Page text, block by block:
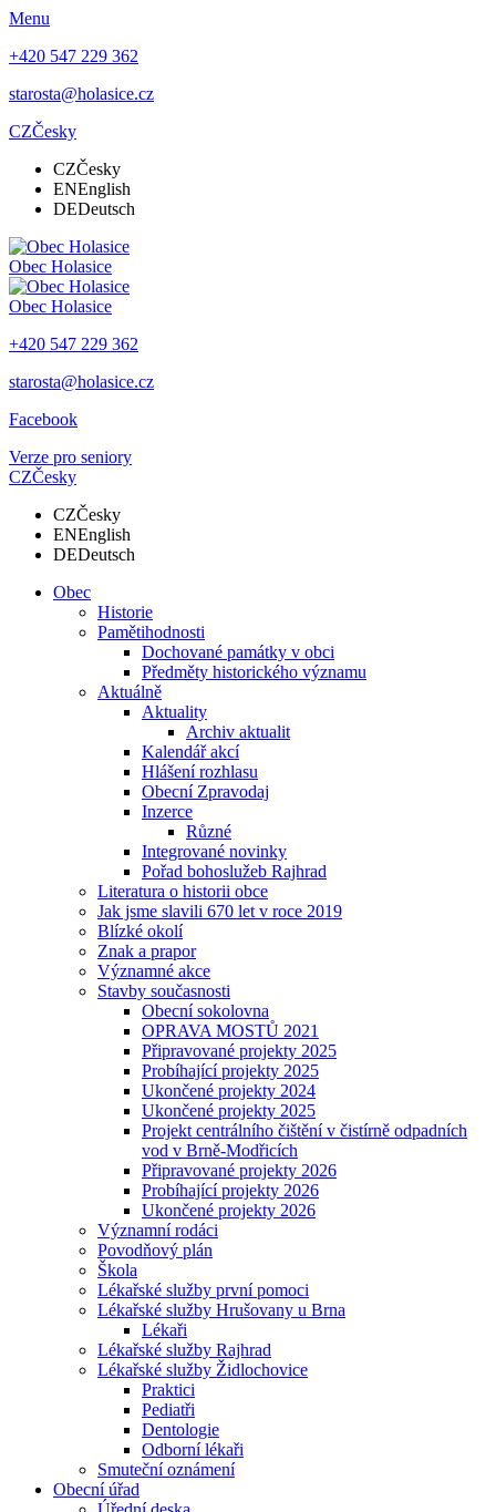
Menu
+420 547 229 362
starosta@holasice.cz
CZČesky
CZČesky
ENEnglish
DEDeutsch
Obec Holasice
Obec Holasice
+420 547 229 362
starosta@holasice.cz
Facebook
Verze pro seniory
CZČesky
CZČesky
ENEnglish
DEDeutsch
Obec
Historie
Pamětihodnosti
Dochované památky v obci
Předměty historického významu
Aktuálně
Aktuality
Archiv aktualit
Kalendář akcí
Hlášení rozhlasu
Obecní Zpravodaj
Inzerce
Různé
Integrované novinky
Pořad bohoslužeb Rajhrad
Literatura o historii obce
Jak jsme slavili 670 let v roce 2019
Blízké okolí
Znak a prapor
Významné akce
Stavby současnosti
Obecní sokolovna
OPRAVA MOSTŮ 2021
Připravované projekty 2025
Probíhající projekty 2025
Ukončené projekty 2024
Ukončené projekty 2025
Projekt centrálního čištění v čistírně odpadních
vod v Brně-Modřicích
Připravované projekty 2026
Probíhající projekty 2026
Ukončené projekty 2026
Významní rodáci
Povodňový plán
Škola
Lékařské služby první pomoci
Lékařské služby Hrušovany u Brna
Lékaři
Lékařské služby Rajhrad
Lékařské služby Židlochovice
Praktici
Pediatři
Dentologie
Odborní lékaři
Smuteční oznámení
Obecní úřad